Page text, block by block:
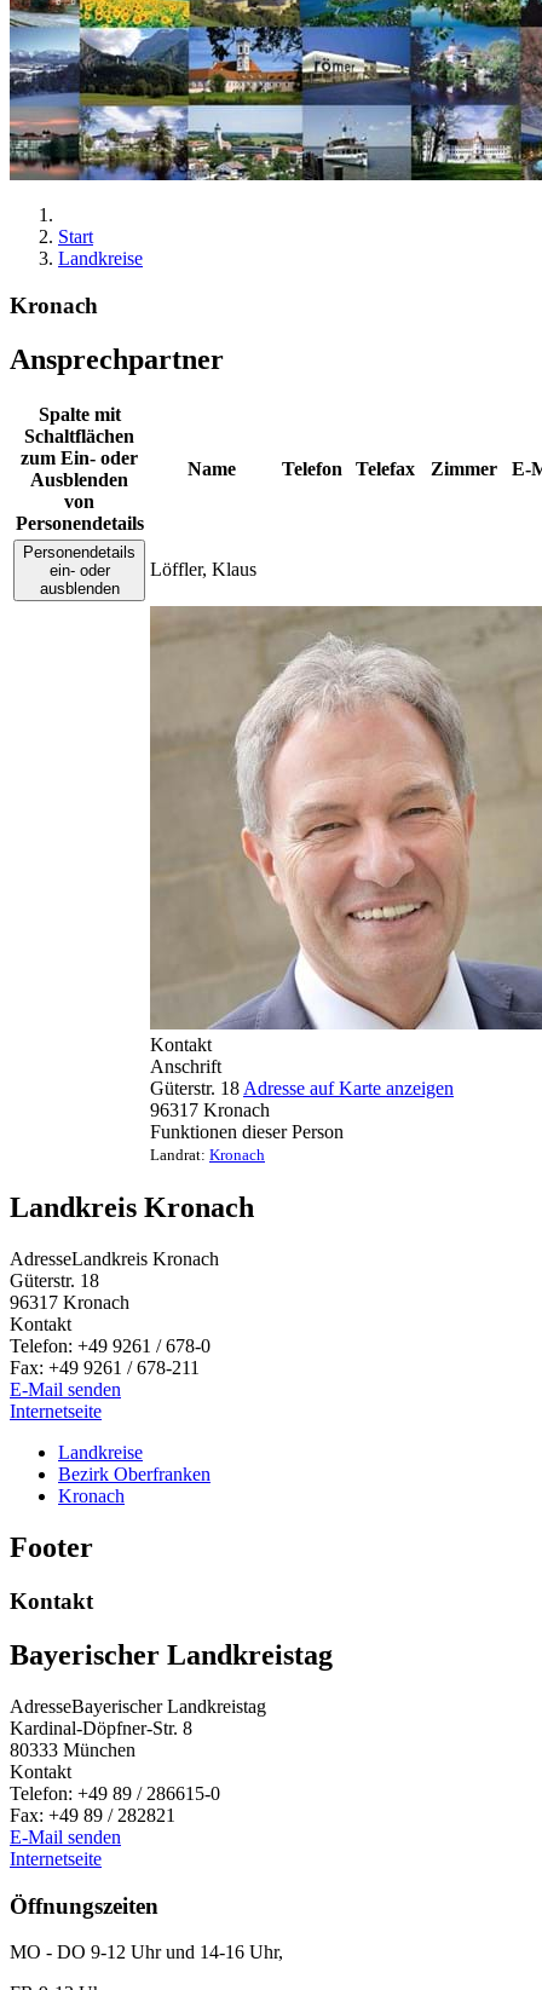
Start
Landkreise
Kronach
Ansprechpartner
Spalte mit
Schaltflächen
zum Ein- oder
Ausblenden
von
Personendetails
Name Telefon Telefax Zimmer E-
Personendetails
ein- oder
ausblenden
Löffler, Klaus
Kontakt
Anschrift
Güterstr. 18 Adresse auf Karte anzeigen
96317 Kronach
Funktionen dieser Person
Landrat: Kronach
Landkreis Kronach
AdresseLandkreis Kronach
Güterstr. 18
96317 Kronach
Kontakt
Telefon: +49 9261 / 678-0
Fax: +49 9261 / 678-211
E-Mail senden
Internetseite
Landkreise
Bezirk Oberfranken
Kronach
Footer
Kontakt
Bayerischer Landkreistag
AdresseBayerischer Landkreistag
Kardinal-Döpfner-Str. 8
80333 München
Kontakt
Telefon: +49 89 / 286615-0
Fax: +49 89 / 282821
E-Mail senden
Internetseite
Öffnungszeiten
MO - DO 9-12 Uhr und 14-16 Uhr,